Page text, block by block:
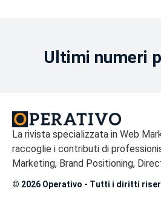
Ultimi numeri
La rivista specializzata in Web
raccoglie i contributi di
Marketing, Brand Positioning,
© 2026 Operativo - Tutti i diritti